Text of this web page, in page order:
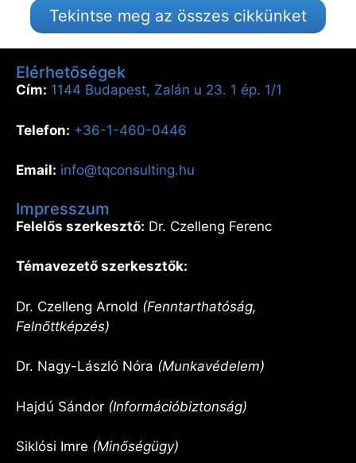
Tekintse meg az összes cikkünket
Elérhetőségek
Cím: 1144 Budapest, Zalán u 23. 1 ép. 1/1
Telefon: +36-1-460-0446
Email: info@tqconsulting.hu
Impresszum
Felelős szerkesztő: Dr. Czelleng Ferenc
Témavezető szerkesztők:
Dr. Czelleng Arnold (Fenntarthatóság,
Felnőttképzés)
Dr. Nagy-László Nóra (Munkavédelem)
Hajdú Sándor (Információbiztonság)
Siklósi Imre (Minőségügy)